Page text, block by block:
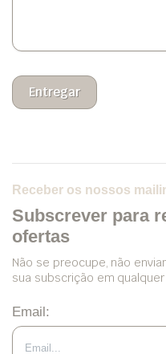
Receber os nossos
Subscrever para
ofertas
Não se preocupe, não
sua subscrição em qualquer
Email: